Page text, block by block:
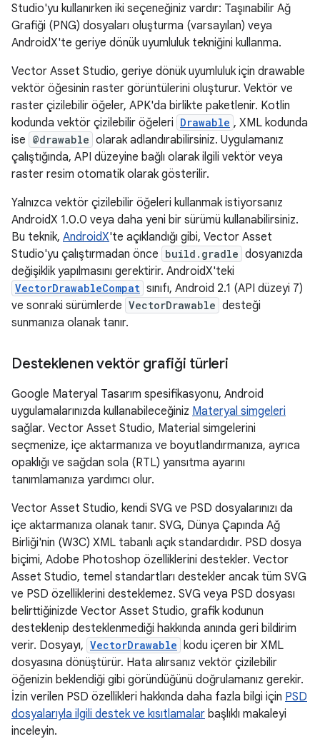
Studio'yu kullanırken iki seçeneğiniz vardır: Taşınabilir Ağ
Grafiği (PNG) dosyaları oluşturma (varsayılan) veya
AndroidX'te geriye dönük uyumluluk tekniğini kullanma.
Vector Asset Studio, geriye dönük uyumluluk için drawable
vektör öğesinin raster görüntülerini oluşturur. Vektör ve
raster çizilebilir öğeler, APK'da birlikte paketlenir. Kotlin
kodunda vektör çizilebilir öğeleri Drawable , XML kodunda
ise @drawable olarak adlandırabilirsiniz. Uygulamanız
çalıştığında, API düzeyine bağlı olarak ilgili vektör veya
raster resim otomatik olarak gösterilir.
Yalnızca vektör çizilebilir öğeleri kullanmak istiyorsanız
AndroidX 1.0.0 veya daha yeni bir sürümü kullanabilirsiniz.
Bu teknik, AndroidX'te açıklandığı gibi, Vector Asset
Studio'yu çalıştırmadan önce build.gradle dosyanızda
değişiklik yapılmasını gerektirir. AndroidX'teki
VectorDrawableCompat sınıfı, Android 2.1 (API düzeyi 7)
ve sonraki sürümlerde VectorDrawable desteği
sunmanıza olanak tanır.
Desteklenen vektör grafiği türleri
Google Materyal Tasarım spesifikasyonu, Android
uygulamalarınızda kullanabileceğiniz Materyal simgeleri
sağlar. Vector Asset Studio, Material simgelerini
seçmenize, içe aktarmanıza ve boyutlandırmanıza, ayrıca
opaklığı ve sağdan sola (RTL) yansıtma ayarını
tanımlamanıza yardımcı olur.
Vector Asset Studio, kendi SVG ve PSD dosyalarınızı da
içe aktarmanıza olanak tanır. SVG, Dünya Çapında Ağ
Birliği'nin (W3C) XML tabanlı açık standardıdır. PSD dosya
biçimi, Adobe Photoshop özelliklerini destekler. Vector
Asset Studio, temel standartları destekler ancak tüm SVG
ve PSD özelliklerini desteklemez. SVG veya PSD dosyası
belirttiğinizde Vector Asset Studio, grafik kodunun
desteklenip desteklenmediği hakkında anında geri bildirim
verir. Dosyayı, VectorDrawable kodu içeren bir XML
dosyasına dönüştürür. Hata alırsanız vektör çizilebilir
öğenizin beklendiği gibi göründüğünü doğrulamanız gerekir.
İzin verilen PSD özellikleri hakkında daha fazla bilgi için PSD
dosyalarıyla ilgili destek ve kısıtlamalar başlıklı makaleyi
inceleyin.